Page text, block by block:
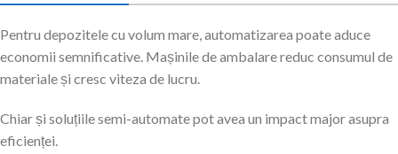
Pentru depozitele cu volum mare, automatizarea poate aduce
economii semnificative. Mașinile de ambalare reduc consumul de
materiale și cresc viteza de lucru.
Chiar și soluțiile semi-automate pot avea un impact major asupra
eficienței.